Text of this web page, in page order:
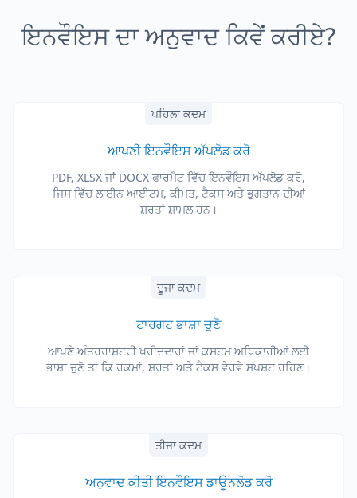
ਇਨਵੌਇਸ ਦਾ ਅਨੁਵਾਦ ਕਿਵੇਂ ਕਰੀਏ?
ਪਹਿਲਾ ਕਦਮ
ਆਪਣੀ ਇਨਵੌਇਸ ਅੱਪਲੋਡ ਕਰੋ
PDF, XLSX ਜਾਂ DOCX ਫਾਰਮੈਟ ਵਿੱਚ ਇਨਵੌਇਸ ਅੱਪਲੋਡ ਕਰੋ,
ਜਿਸ ਵਿੱਚ ਲਾਈਨ ਆਈਟਮ, ਕੀਮਤ, ਟੈਕਸ ਅਤੇ ਭੁਗਤਾਨ ਦੀਆਂ
ਸ਼ਰਤਾਂ ਸ਼ਾਮਲ ਹਨ।
ਦੂਜਾ ਕਦਮ
ਟਾਰਗਟ ਭਾਸ਼ਾ ਚੁਣੋ
ਆਪਣੇ ਅੰਤਰਰਾਸ਼ਟਰੀ ਖਰੀਦਦਾਰਾਂ ਜਾਂ ਕਸਟਮ ਅਧਿਕਾਰੀਆਂ ਲਈ
ਭਾਸ਼ਾ ਚੁਣੋ ਤਾਂ ਕਿ ਰਕਮਾਂ, ਸ਼ਰਤਾਂ ਅਤੇ ਟੈਕਸ ਵੇਰਵੇ ਸਪਸ਼ਟ ਰਹਿਣ।
ਤੀਜਾ ਕਦਮ
ਅਨੁਵਾਦ ਕੀਤੀ ਇਨਵੌਇਸ ਡਾਊਨਲੋਡ ਕਰੋ